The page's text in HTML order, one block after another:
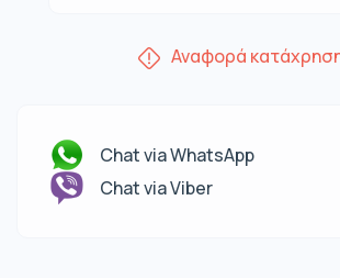
Αναφορά
Chat via WhatsApp
Chat via Viber